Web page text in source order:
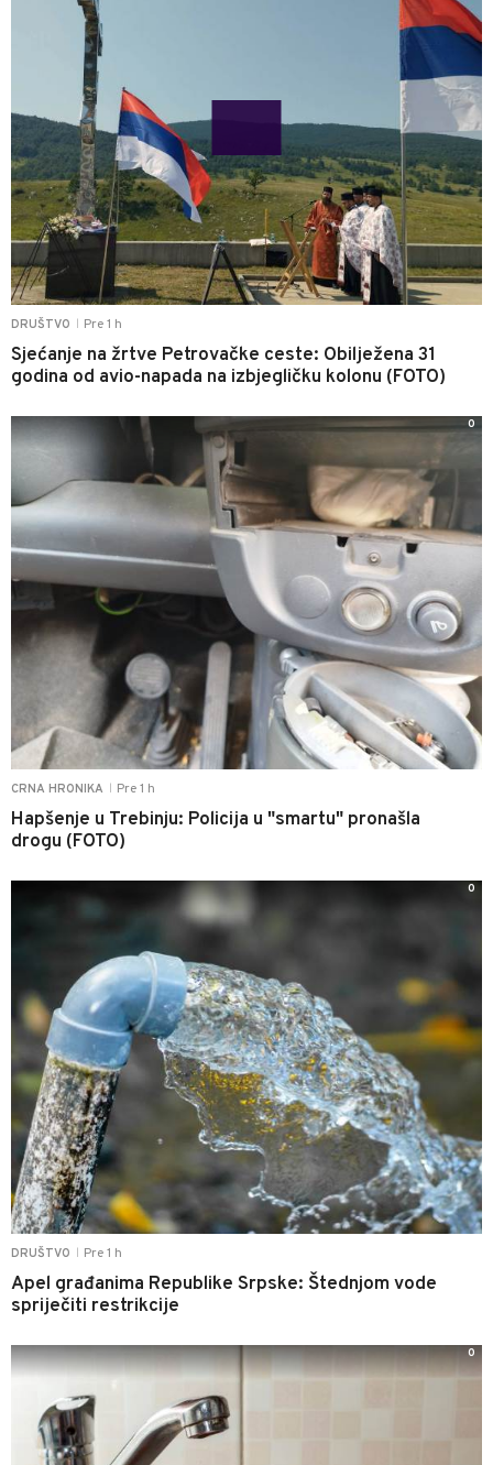
DRUŠTVO Pre 1 h
Sjećanje na žrtve Petrovačke ceste: Obilježena 31
godina od avio-napada na izbjegličku kolonu (FOTO)
CRNA HRONIKA Pre 1 h
Hapšenje u Trebinju: Policija u "smartu" pronašla
drogu (FOTO)
0
DRUŠTVO Pre 1 h
Apel građanima Republike Srpske: Štednjom vode
spriječiti restrikcije
0
0